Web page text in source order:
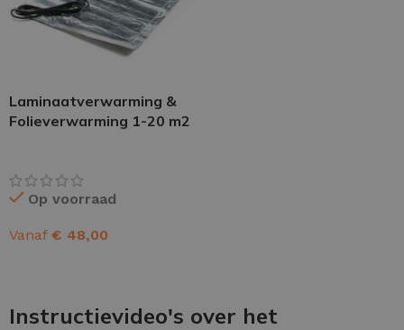
Laminaatverwarming &
Folieverwarming 1-20 m2
Op voorraad
Vanaf € 48,00
Instructievideo's over het